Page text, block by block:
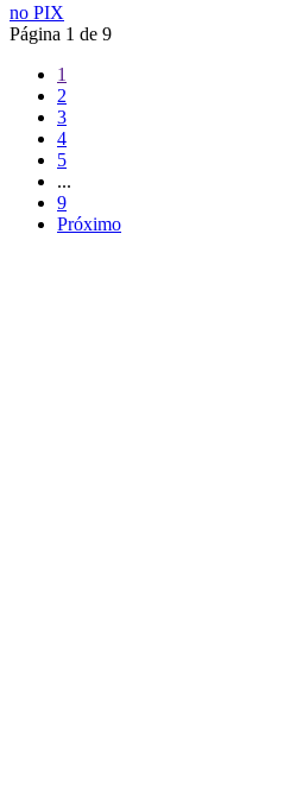
no PIX
Página 1 de 9
1
2
3
4
5
...
9
Próximo